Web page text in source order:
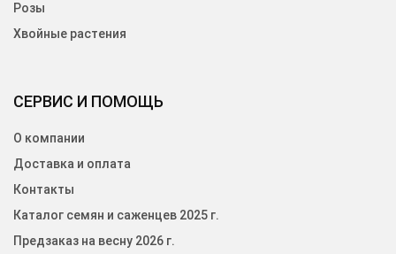
СЕРВИС И ПОМОЩЬ
О компании
Доставка и оплата
Контакты
Каталог семян и саженцев 2025 г.
Предзаказ на весну 2026 г.
Розы
Хвойные растения